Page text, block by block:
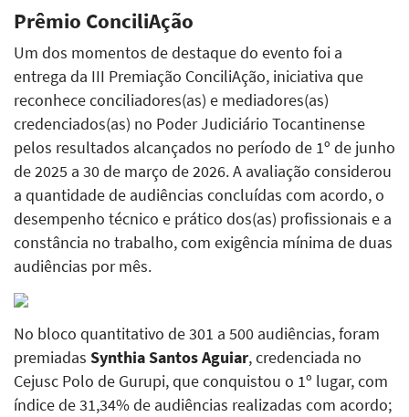
Prêmio ConciliAção
Um dos momentos de destaque do evento foi a
entrega da III Premiação ConciliAção, iniciativa que
reconhece conciliadores(as) e mediadores(as)
credenciados(as) no Poder Judiciário Tocantinense
pelos resultados alcançados no período de 1º de junho
de 2025 a 30 de março de 2026. A avaliação considerou
a quantidade de audiências concluídas com acordo, o
desempenho técnico e prático dos(as) profissionais e a
constância no trabalho, com exigência mínima de duas
audiências por mês.
No bloco quantitativo de 301 a 500 audiências, foram
premiadas Synthia Santos Aguiar, credenciada no
Cejusc Polo de Gurupi, que conquistou o 1º lugar, com
índice de 31,34% de audiências realizadas com acordo;